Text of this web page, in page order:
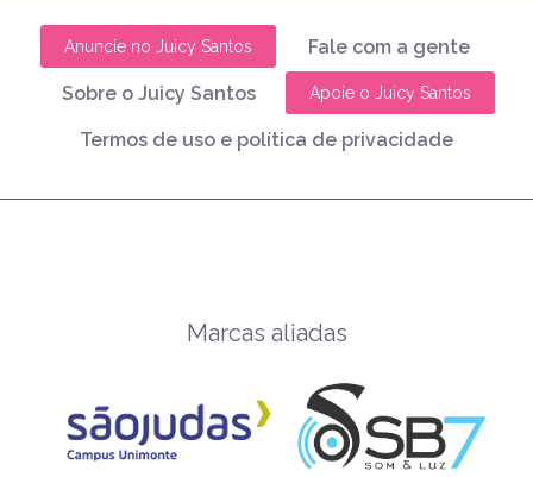
Anuncie no Juicy Santos Fale com a gente
Sobre o Juicy Santos Apoie o Juicy Santos
Termos de uso e política de privacidade
Marcas aliadas